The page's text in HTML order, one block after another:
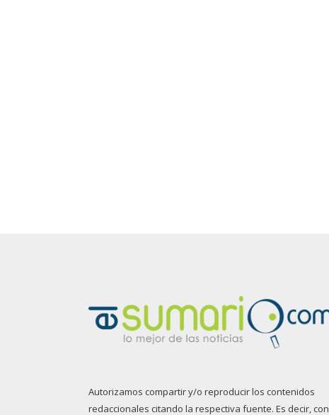
Autorizamos compartir y/o reproducir los contenidos
redaccionales citando la respectiva fuente. Es decir, con